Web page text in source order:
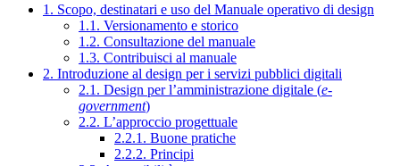
1. Scopo, destinatari e uso del Manuale operativo di design
1.1. Versionamento e storico
1.2. Consultazione del manuale
1.3. Contribuisci al manuale
2. Introduzione al design per i servizi pubblici digitali
2.1. Design per l’amministrazione digitale (e-
government)
2.2. L’approccio progettuale
2.2.1. Buone pratiche
2.2.2. Principi